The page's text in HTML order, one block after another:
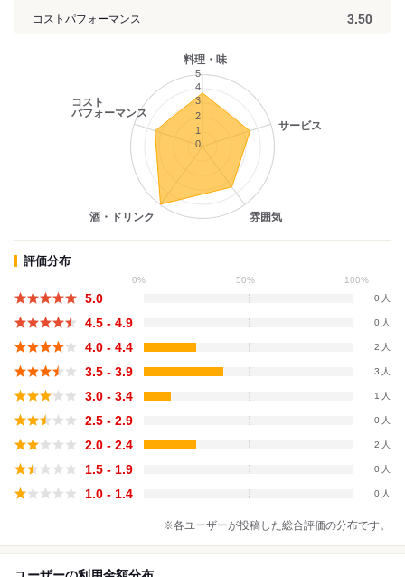
コストパフォーマンス 3.50
0
1
2
3
4
5
料理・味
サービス
雰囲気
酒・ドリンク
コスト
パフォーマンス
評価分布
0% 50% 100%
5.0 0
4.5 - 4.9 0
4.0 - 4.4 2
3.5 - 3.9 3
3.0 - 3.4 1
2.5 - 2.9 0
2.0 - 2.4 2
1.5 - 1.9 0
1.0 - 1.4 0
※各ユーザーが投稿した総合評価の分布です。